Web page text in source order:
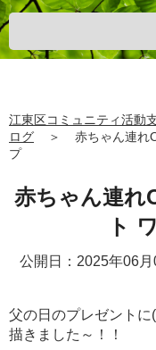
江東区コミュニティ活動
ログ
＞
赤ちゃん連れ
プ
赤ちゃん連れ
ト
公開日：2025年06
父の日のプレゼント
描きました～！！